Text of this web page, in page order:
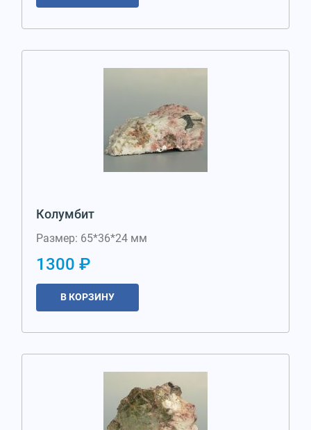
Колумбит
Размер: 65*36*24 мм
1300 ₽
В КОРЗИНУ